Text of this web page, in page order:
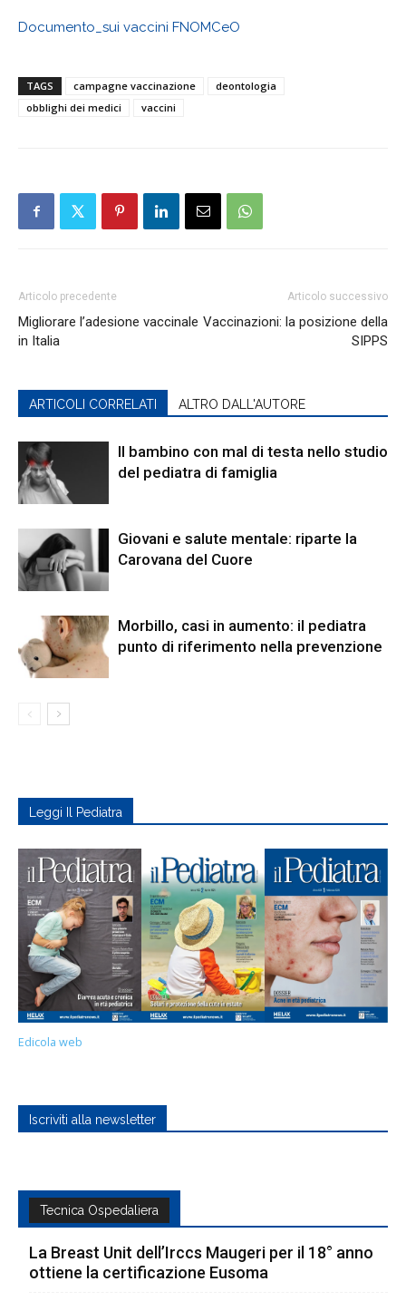
Documento_sui vaccini FNOMCeO
TAGS campagne vaccinazione
deontologia
obblighi dei medici
vaccini
Articolo precedente
Migliorare l’adesione vaccinale
in Italia
Articolo successivo
Vaccinazioni: la posizione della
SIPPS
ARTICOLI CORRELATI ALTRO DALL'AUTORE
Il bambino con mal di testa nello studio
del pediatra di famiglia
Giovani e salute mentale: riparte la
Carovana del Cuore
Morbillo, casi in aumento: il pediatra
punto di riferimento nella prevenzione
Leggi Il Pediatra
Edicola web
Iscriviti alla newsletter
Tecnica Ospedaliera
La Breast Unit dell’Irccs Maugeri per il 18° anno
ottiene la certificazione Eusoma